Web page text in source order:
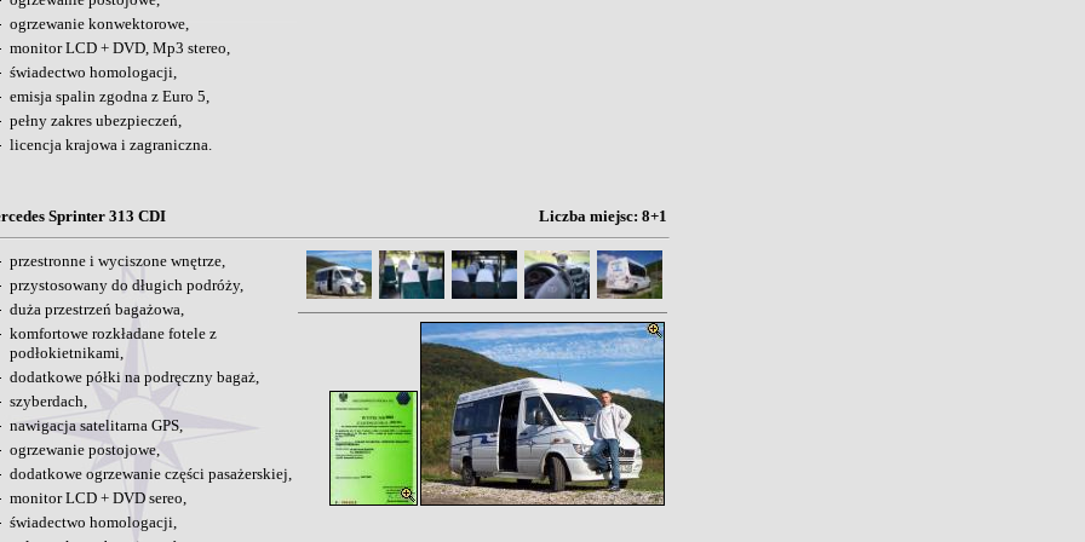
ogrzewanie konwektorowe,
monitor LCD + DVD, Mp3 stereo,
świadectwo homologacji,
emisja spalin zgodna z Euro 5,
pełny zakres ubezpieczeń,
licencja krajowa i zagraniczna.
Sprinter 313 CDI Liczba miejsc: 8+1
przestronne i wyciszone wnętrze,
przystosowany do długich podróży,
duża przestrzeń bagażowa,
komfortowe rozkładane fotele z
podłokietnikami,
dodatkowe półki na podręczny bagaż,
szyberdach,
nawigacja satelitarna GPS,
ogrzewanie postojowe,
dodatkowe ogrzewanie części pasażerskiej,
monitor LCD + DVD sereo,
świadectwo homologacji,